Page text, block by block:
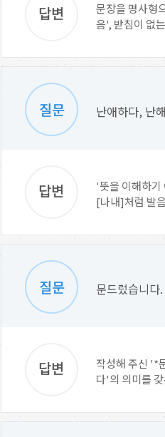
문장을 명사형
음', 받침이 없
난애하다, 난
'뜻을 이해하
[나내]처럼 발
문드렀습니다.
작성해 주신 '*
다'의 의미를